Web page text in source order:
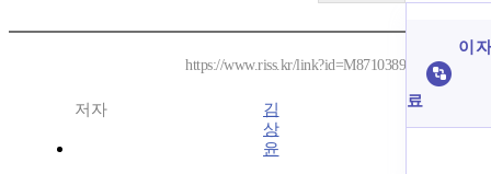
https://www.riss.kr/link?id=M8710389
저자
김
상
윤
이
료